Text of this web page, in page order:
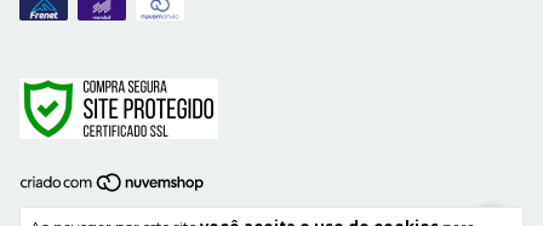
Copyright Mimos Cão e Gato - 46048545000179 - 2026. Todos os